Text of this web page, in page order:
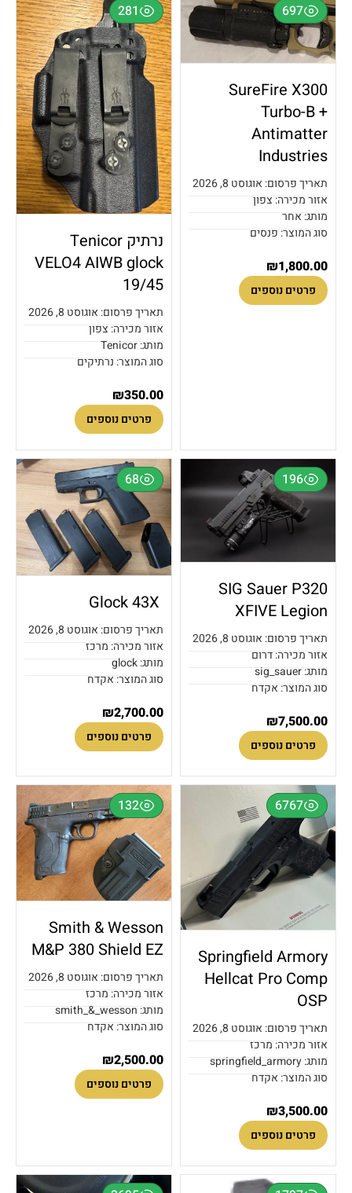
697
SureFire X300
Turbo-B +
Antimatter
Industries
תאריך פרסום: אוגוסט 8, 2026
אזור מכירה: צפון
מותג: אחר
סוג המוצר: פנסים
₪1,800.00
פרטים נוספים
281
נרתיק Tenicor
VELO4 AIWB glock
19/45
תאריך פרסום: אוגוסט 8, 2026
אזור מכירה: צפון
מותג: Tenicor
סוג המוצר: נרתיקים
₪350.00
פרטים נוספים
196
SIG Sauer P320
XFIVE Legion
תאריך פרסום: אוגוסט 8, 2026
אזור מכירה: דרום
מותג: sig_sauer
סוג המוצר: אקדח
₪7,500.00
פרטים נוספים
68
תאריך פרסום: אוגוסט 8, 2026
אזור מכירה: מרכז
מותג: glock
סוג המוצר: אקדח
₪2,700.00
פרטים נוספים
6767
Springfield Armory
Hellcat Pro Comp
OSP
תאריך פרסום: אוגוסט 8, 2026
אזור מכירה: מרכז
מותג: springfield_armory
סוג המוצר: אקדח
₪3,500.00
פרטים נוספים
132
Smith & Wesson
M&P 380 Shield EZ
תאריך פרסום: אוגוסט 8, 2026
אזור מכירה: מרכז
מותג: smith_&_wesson
סוג המוצר: אקדח
₪2,500.00
פרטים נוספים